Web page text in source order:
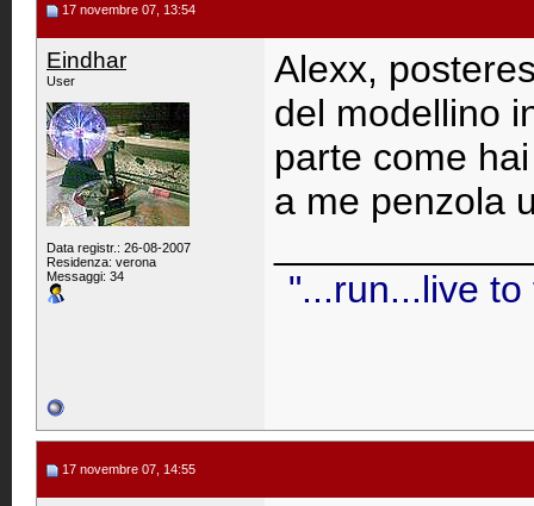
17 novembre 07, 13:54
Eindhar
User
Data registr.: 26-08-2007
Residenza: verona
Messaggi: 34
Alexx,
del modellino
parte come
a me penzola
"...run...live
17 novembre 07, 14:55